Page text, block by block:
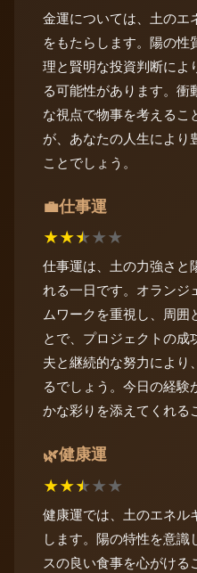
金運については、土のエ
をもたらします。陽の性
理と賢明な投資判断によ
る可能性があります。衝
な視点で物事を考えるこ
が、あなたの人生により
ことでしょう。
💼仕事運
★★★★★
仕事運は、土の力強さと
れる一日です。オランジ
ムワークを重視し、周囲
とで、プロジェクトの成
夫と継続的な努力により
るでしょう。今日の経験
かな彩りを添えてくれる
🌿健康運
★★★★★
健康運では、土のエネル
します。陽の特性を意識
スの良い食事を心がける